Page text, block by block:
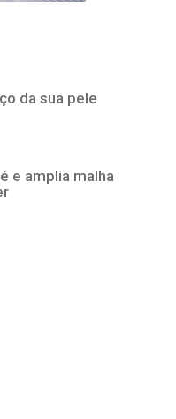
da sua pele
e amplia malha